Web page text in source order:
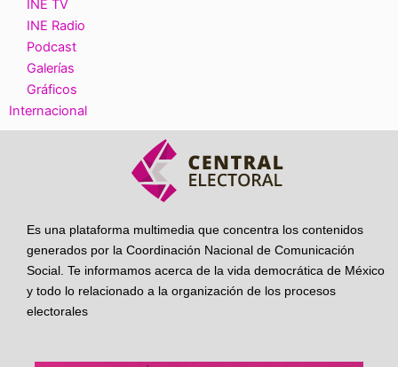
INE TV
INE Radio
Podcast
Galerías
Gráficos
Internacional
Es una plataforma multimedia que concentra los contenidos
generados por la Coordinación Nacional de Comunicación
Social. Te informamos acerca de la vida democrática de México
y todo lo relacionado a la organización de los procesos
electorales